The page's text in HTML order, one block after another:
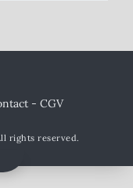
- CGV
rights reserved.